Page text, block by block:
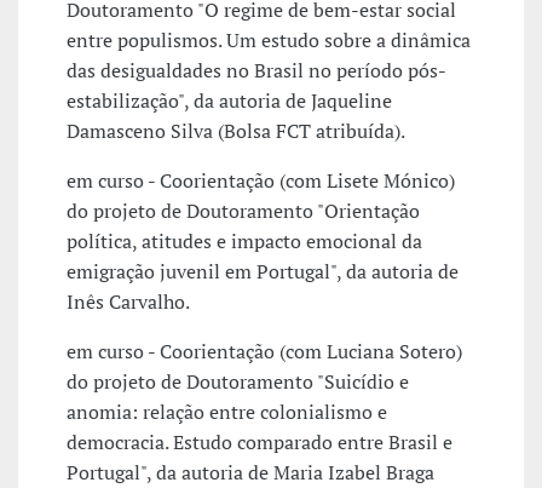
Doutoramento "O regime de bem-estar social
entre populismos. Um estudo sobre a dinâmica
das desigualdades no Brasil no período pós-
estabilização", da autoria de Jaqueline
Damasceno Silva (Bolsa FCT atribuída).
em curso - Coorientação (com Lisete Mónico)
do projeto de Doutoramento "Orientação
política, atitudes e impacto emocional da
emigração juvenil em Portugal", da autoria de
Inês Carvalho.
em curso - Coorientação (com Luciana Sotero)
do projeto de Doutoramento "Suicídio e
anomia: relação entre colonialismo e
democracia. Estudo comparado entre Brasil e
Portugal", da autoria de Maria Izabel Braga